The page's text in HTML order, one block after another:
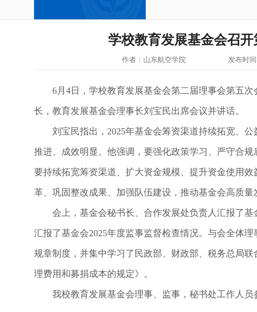
学校教育发展基金会召
作者：山东航空学院 发布时间
6月4日，学校教育发展基金会第二届理事会第五
长，教育发展基金会理事长刘宝民出席会议并讲话。
刘宝民指出，2025年基金会筹资渠道持续拓宽、
推进、成效明显。他强调，要强化政策学习、严守合
要持续拓宽筹资渠道、扩大资金规模、提升资金使用
革、巩固整改成果、加强队伍建设，推动基金会高质量
会上，基金会秘书长、合作发展处负责人汇报了
汇报了基金会2025年度监事监督检查情况。与会全体
规章制度，并集中学习了民政部、财政部、税务总局
理费用和募捐成本的规定》。
我校教育发展基金会理事、监事，秘书处工作人员